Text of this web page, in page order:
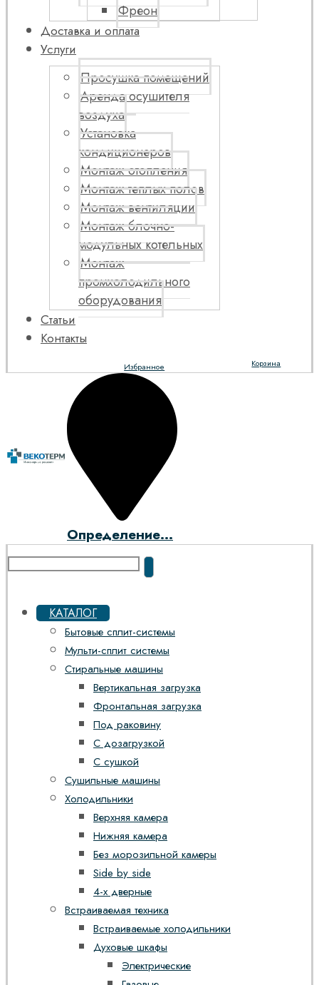
Фреон
Доставка и оплата
Услуги
Просушка помещений
Аренда осушителя
воздуха
Установка
кондиционеров
Монтаж отопления
Монтаж теплых полов
Монтаж вентиляции
Монтаж блочно-
модульных котельных
Монтаж
промхолодильного
оборудования
Статьи
Контакты
Корзина
Избранное
Определение...
КАТАЛОГ
Бытовые сплит-системы
Мульти-сплит системы
Стиральные машины
Вертикальная загрузка
Фронтальная загрузка
Под раковину
С дозагрузкой
С сушкой
Сушильные машины
Холодильники
Верхняя камера
Нижняя камера
Без морозильной камеры
Side by side
4-х дверные
Встраиваемая техника
Встраиваемые холодильники
Духовые шкафы
Электрические